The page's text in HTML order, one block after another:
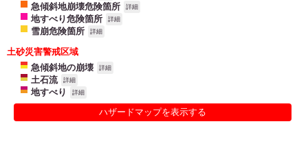
急傾斜地崩壊危険箇所 詳細
地すべり危険箇所 詳細
雪崩危険箇所 詳細
土砂災害警戒区域
急傾斜地の崩壊
詳細
土石流 詳細
地すべり 詳細
ハザードマップを表示する